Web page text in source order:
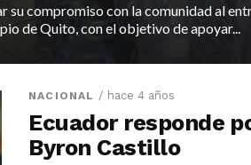
su compromiso con la comunidad al
de Quito, con el objetivo de apoyar...
NACIONAL / hace 4 años
Ecuador responde
Byron Castillo